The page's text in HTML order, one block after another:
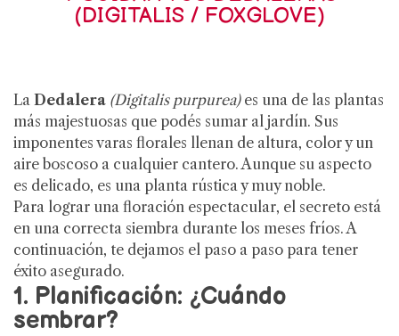
(DIGITALIS / FOXGLOVE)
La Dedalera (Digitalis purpurea)es una de las plantas
más majestuosas que podés sumar al jardín. Sus
imponentes varas florales llenan de altura, color y un
aire boscoso a cualquier cantero. Aunque su aspecto
es delicado, es una planta rústica y muy noble.
Para lograr una floración espectacular, el secreto está
en una correcta siembra durante los meses fríos. A
continuación, te dejamos el paso a paso para tener
éxito asegurado.
1. Planificación: ¿Cuándo
sembrar?